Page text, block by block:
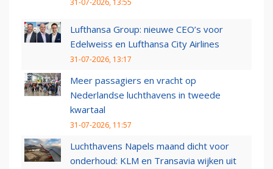
31-07-2026, 13:55
Lufthansa Group: nieuwe CEO’s voor
Edelweiss en Lufthansa City Airlines
31-07-2026, 13:17
Meer passagiers en vracht op
Nederlandse luchthavens in tweede
kwartaal
31-07-2026, 11:57
Luchthavens Napels maand dicht voor
onderhoud: KLM en Transavia wijken uit